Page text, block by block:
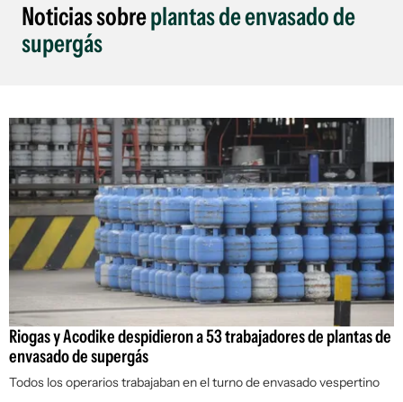
Noticias sobreplantas de envasado de
supergás
Riogas y Acodike despidieron a 53 trabajadores de plantas de
envasado de supergás
Todos los operarios trabajaban en el turno de envasado vespertino